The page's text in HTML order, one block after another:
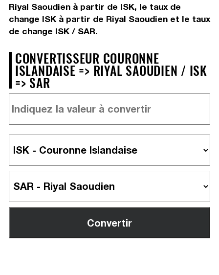
Riyal Saoudien à partir de ISK, le taux de
change ISK à partir de Riyal Saoudien et le taux
de change ISK / SAR.
CONVERTISSEUR COURONNE
ISLANDAISE => RIYAL SAOUDIEN / ISK
=> SAR